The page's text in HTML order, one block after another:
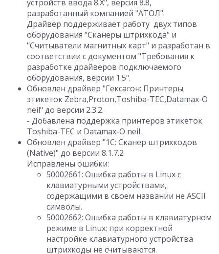
устройств ввода 8.Х", версия 8.8,
разработанный компанией "АТОЛ".
Драйвер поддерживает работу двух типов
оборудования "Сканеры штрихкода" и
"Считыватели магнитных карт" и разработан в
соответствии с документом "Требования к
разработке драйверов подключаемого
оборудования, версии 1.5".
Обновлен драйвер "Гексагон: Принтеры
этикеток Zebra,Proton,Toshiba-TEC,Datamax-O
neil" до версии 2.3.2.
- Добавлена поддержка принтеров этикеток
Toshiba-TEC и Datamax-O neil.
Обновлен драйвер "1С: Сканер штрихкодов
(Native)" до версии 8.1.7.2
Исправлены ошибки:
50002661: Ошибка работы в Linux с
клавиатурными устройствами,
содержащими в своем названии не ASCII
символы.
50002662: Ошибка работы в клавиатурном
режиме в Linux: при корректной
настройке клавиатурного устройства
штрихкоды не считываются.